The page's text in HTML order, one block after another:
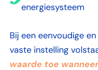
energiesysteem
Bij een eenvoudige
vaste instelling
waarde toe